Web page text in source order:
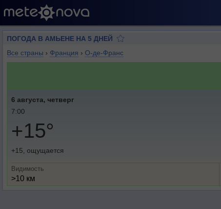
ПОГОДА В АМЬЕНЕ НА 5 ДНЕЙ
Все страны › Франция › О-де-Франс
6 августа, четверг
7:00
+15°
+15, ощущается
Видимость
>10 км